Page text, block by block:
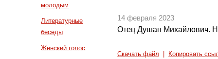
молодым
Литературные
беседы
Женский голос
14 февраля 2023
Отец Душан Михайлович.
Скачать файл Копировать